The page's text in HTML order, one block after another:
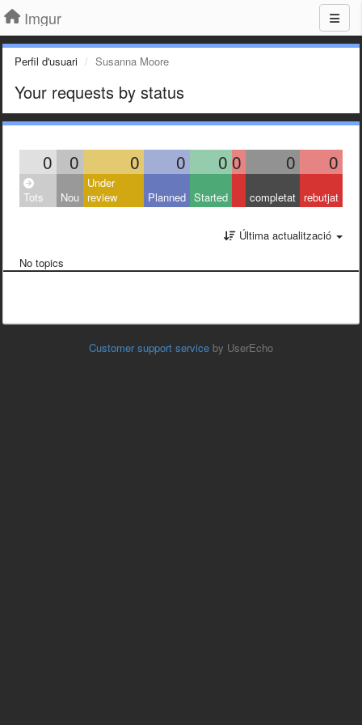
Imgur
Perfil d'usuari Susanna Moore
Your requests by status
0 0 0 0 0 0 0 0
Tots Nou
Under
review
Planned Started completat rebutjat
Última actualització
No topics
Customer support service by UserEcho